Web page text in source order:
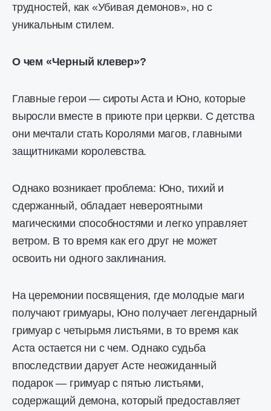
трудностей, как «Убивая демонов», но с
уникальным стилем.
О чем «Черный клевер»?
Главные герои — сироты Аста и Юно, которые
выросли вместе в приюте при церкви. С детства
они мечтали стать Королями магов, главными
защитниками королевства.
Однако возникает проблема: Юно, тихий и
сдержанный, обладает невероятными
магическими способностями и легко управляет
ветром. В то время как его друг не может
освоить ни одного заклинания.
На церемонии посвящения, где молодые маги
получают гримуары, Юно получает легендарный
гримуар с четырьмя листьями, в то время как
Аста остается ни с чем. Однако судьба
впоследствии дарует Асте неожиданный
подарок — гримуар с пятью листьями,
содержащий демона, который предоставляет